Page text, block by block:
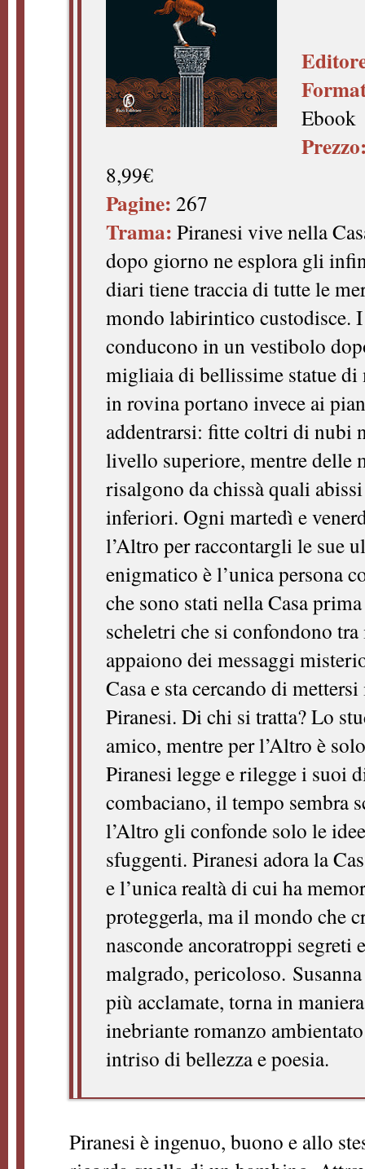
Ebook
8,99€
Pagine: 267
Trama: Piranesi vive nella
dopo giorno ne esplora gli
diari tiene traccia di tutte le
mondo labirintico custodisce.
conducono in un vestibolo
migliaia di bellissime statue
in rovina portano invece ai
addentrarsi: fitte coltri di nubi
livello superiore, mentre delle
risalgono da chissà quali
inferiori. Ogni martedì e
l’Altro per raccontargli le sue
enigmatico è l’unica persona
che sono stati nella Casa
scheletri che si confondono
appaiono dei messaggi
Casa e sta cercando di
Piranesi. Di chi si tratta? Lo
amico, mentre per l’Altro è
Piranesi legge e rilegge i suoi
combaciano, il tempo sembra
l’Altro gli confonde solo le
sfuggenti. Piranesi adora la
e l’unica realtà di cui ha
proteggerla, ma il mondo che
nasconde ancoratroppi segreti
malgrado, pericoloso.
più acclamate, torna in
inebriante romanzo
intriso di bellezza e poesia.
Piranesi è ingenuo, buono e allo